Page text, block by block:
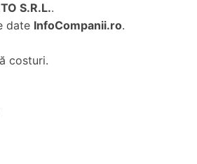
S.R.L..
date InfoCompanii.ro.
costuri.